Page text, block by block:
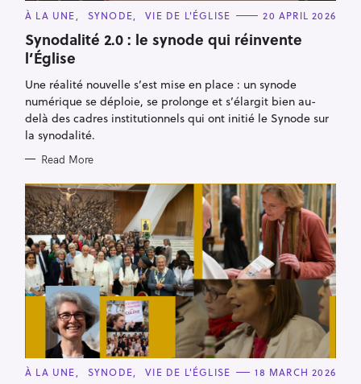
C
T
E
G
O
R
I
E
S
À LA UNE SYNODE VIE DE L'ÉGLISE 20 APRIL 2026
Synodalité 2.0 : le synode qui réinvente
l’Église
Une réalité nouvelle s’est mise en place : un synode
numérique se déploie, se prolonge et s’élargit bien au-
delà des cadres institutionnels qui ont initié le Synode sur
la synodalité.
Read More
C
À LA UNE SYNODE VIE DE L'ÉGLISE 18 MARCH 2026